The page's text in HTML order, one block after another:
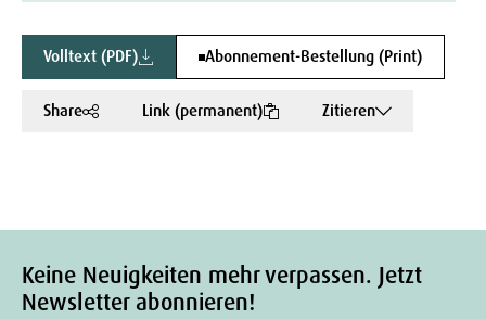
Volltext (PDF) Abonnement-Bestellung (Print)
Share Link (permanent) Zitieren
Keine Neuigkeiten mehr verpassen. Jetzt
Newsletter abonnieren!